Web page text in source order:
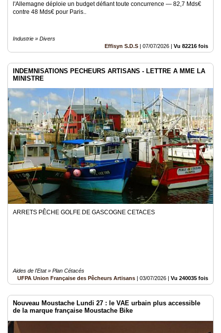
l'Allemagne déploie un budget défiant toute concurrence — 82,7 Mds€
contre 48 Mds€ pour Paris..
Industrie » Divers
Effisyn S.D.S | 07/07/2026 | Vu 82216 fois
INDEMNISATIONS PECHEURS ARTISANS - LETTRE A MME LA
MINISTRE
ARRETS PÊCHE GOLFE DE GASCOGNE CETACES
Aides de l'Etat » Plan Cétacés
UFPA Union Française des Pêcheurs Artisans | 03/07/2026 | Vu 240035 fois
Nouveau Moustache Lundi 27 : le VAE urbain plus accessible
de la marque française Moustache Bike